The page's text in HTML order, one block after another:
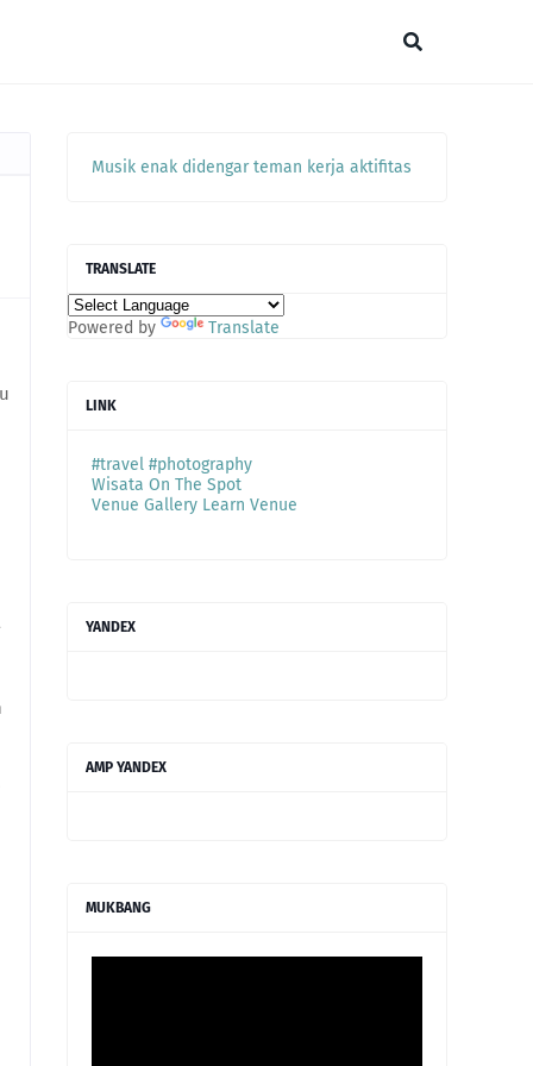
Musik enak didengar teman kerja aktifitas
TRANSLATE
Powered by Translate
LINK
#travel #photography
Wisata On The Spot
Venue Gallery Learn Venue
YANDEX
AMP YANDEX
MUKBANG